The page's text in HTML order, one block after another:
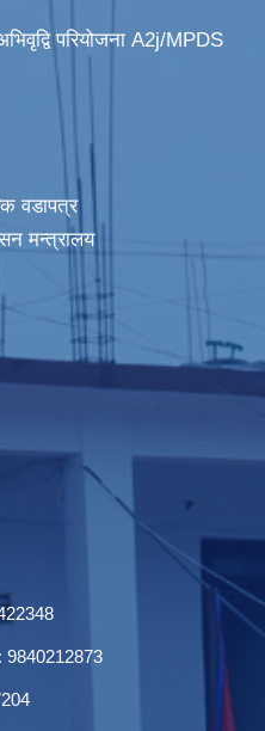
परियोजना A2j/MPDS
वडापत्र
मन्त्रालय
9840212873